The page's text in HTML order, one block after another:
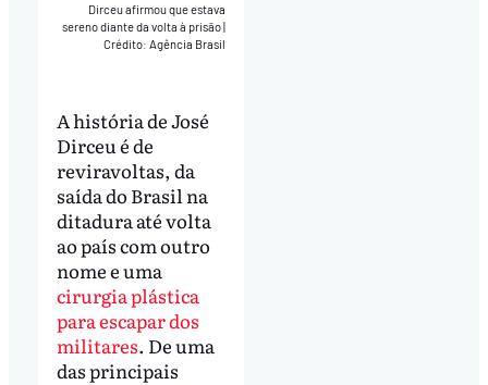
Dirceu afirmou que estava
sereno diante da volta à prisão|
Crédito: Agência Brasil
A história de José
Dirceu é de
reviravoltas, da
saída do Brasil na
ditadura até volta
ao país com outro
nome e uma
cirurgia plástica
para escapar dos
militares. De uma
das principais